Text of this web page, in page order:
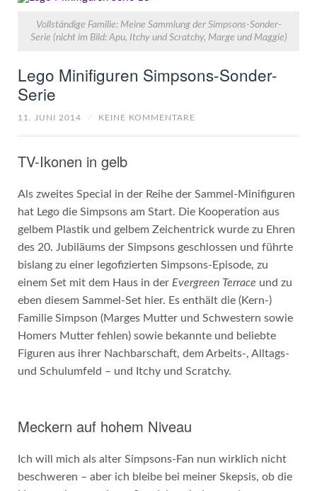
Vollständige Familie: Meine Sammlung der Simpsons-Sonder-
Serie (nicht im Bild: Apu, Itchy und Scratchy, Marge und Maggie)
Lego Minifiguren Simpsons-Sonder-
Serie
11. JUNI 2014 / KEINE KOMMENTARE
TV-Ikonen in gelb
Als zweites Special in der Reihe der Sammel-Minifiguren
hat Lego die Simpsons am Start. Die Kooperation aus
gelbem Plastik und gelbem Zeichentrick wurde zu Ehren
des 20. Jubiläums der Simpsons geschlossen und führte
bislang zu einer legofizierten Simpsons-Episode, zu
einem Set mit dem Haus in der Evergreen Terrace und zu
eben diesem Sammel-Set hier. Es enthält die (Kern-)
Familie Simpson (Marges Mutter und Schwestern sowie
Homers Mutter fehlen) sowie bekannte und beliebte
Figuren aus ihrer Nachbarschaft, dem Arbeits-, Alltags-
und Schulumfeld – und Itchy und Scratchy.
Meckern auf hohem Niveau
Ich will mich als alter Simpsons-Fan nun wirklich nicht
beschweren – aber ich bleibe bei meiner Skepsis, ob die